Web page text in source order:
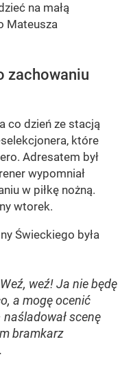
na małą
Mateusza
zachowaniu
co dzień ze stacją
które
Adresatem był
wypomniał
w piłkę nożną.
wtorek.
Świeckiego była
weź! Ja nie będę
a mogę ocenić
scenę
bramkarz